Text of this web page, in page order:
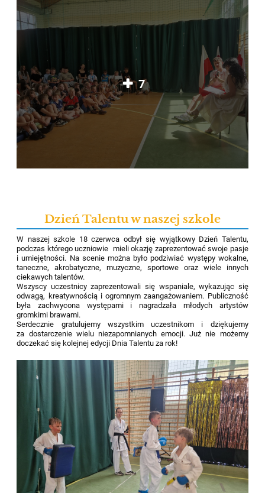
7
Dzień Talentu w naszej szkole
W naszej szkole 18 czerwca odbył się wyjątkowy Dzień Talentu,
podczas którego uczniowie mieli okazję zaprezentować swoje pasje
i umiejętności. Na scenie można było podziwiać występy wokalne,
taneczne, akrobatyczne, muzyczne, sportowe oraz wiele innych
ciekawych talentów.
Wszyscy uczestnicy zaprezentowali się wspaniale, wykazując się
odwagą, kreatywnością i ogromnym zaangażowaniem. Publiczność
była zachwycona występami i nagradzała młodych artystów
gromkimi brawami.
Serdecznie gratulujemy wszystkim uczestnikom i dziękujemy
za dostarczenie wielu niezapomnianych emocji. Już nie możemy
doczekać się kolejnej edycji Dnia Talentu za rok!